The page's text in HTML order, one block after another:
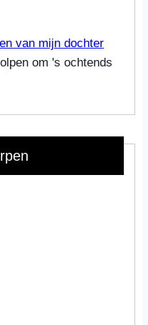
van mijn dochter
om 's ochtends